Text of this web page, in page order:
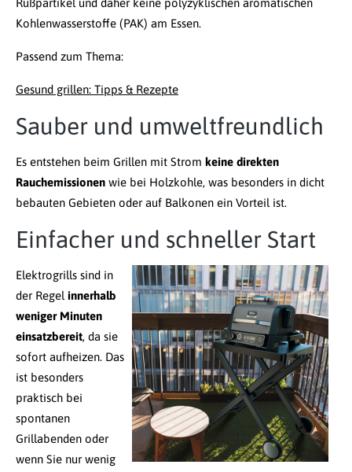
Rußpartikel und daher keine polyzyklischen aromatischen
Kohlenwasserstoffe (PAK) am Essen.
Passend zum Thema:
Gesund grillen: Tipps & Rezepte
Sauber und umweltfreundlich
Es entstehen beim Grillen mit Strom keine direkten
Rauchemissionen wie bei Holzkohle, was besonders in dicht
bebauten Gebieten oder auf Balkonen ein Vorteil ist.
Einfacher und schneller Start
Elektrogrills sind in
der Regel innerhalb
weniger Minuten
einsatzbereit, da sie
sofort aufheizen. Das
ist besonders
praktisch bei
spontanen
Grillabenden oder
wenn Sie nur wenig